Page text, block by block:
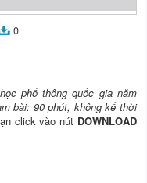
0
phổ thông quốc gia năm
bài: 90 phút, không kể thời
click vào nút DOWNLOAD